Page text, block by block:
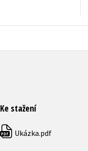
Ke stažení
PDF Ukázka.pdf